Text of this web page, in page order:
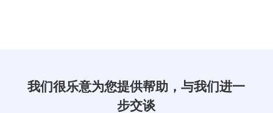
我们很乐意为您提供帮助，与我们进一
步交谈